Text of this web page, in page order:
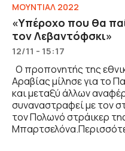
ΜΟΥΝΤΙΑΛ 2022
«Υπέροχο που θα
τον Λεβαντόφσκι»
12/11 - 15:17
Ο προπονητής της
Αραβίας μίλησε για το
και μεταξύ άλλων
συναναστραφεί με τον
τον Πολωνό στράικερ